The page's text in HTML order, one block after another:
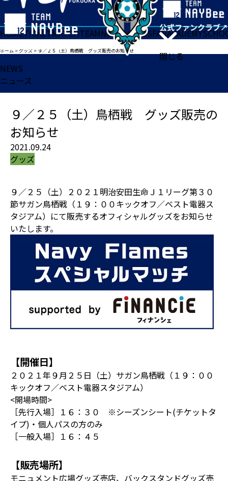
閉じる
HOMETICKETMATCHTEAMNEWSGOODSFANACADEMY
ホーム >グッズ > ９／２５（土）鳥栖戦 グッズ販売のお知らせ
NEWS
ニュース
９／２５（土）鳥栖戦 グッズ販売の
お知らせ
2021.09.24
グッズ
９／２５（土）２０２１明治安田生命Ｊ１リーグ第３０
節サガン鳥栖戦（１９：００キックオフ／ベスト電器ス
タジアム）にて販売するオフィシャルグッズをお知らせ
いたします。
【開催日】
２０２１年９月２５日（土）サガン鳥栖戦（１９：００
キックオフ／ベスト電器スタジアム）
<開場時間>
［先行入場］１６：３０ ※シーズンシート(チケットタ
イプ)・個人パスの方のみ
［一般入場］１６：４５
【販売場所】
モニュメント広場グッズ売店、バックスタンドグッズ売